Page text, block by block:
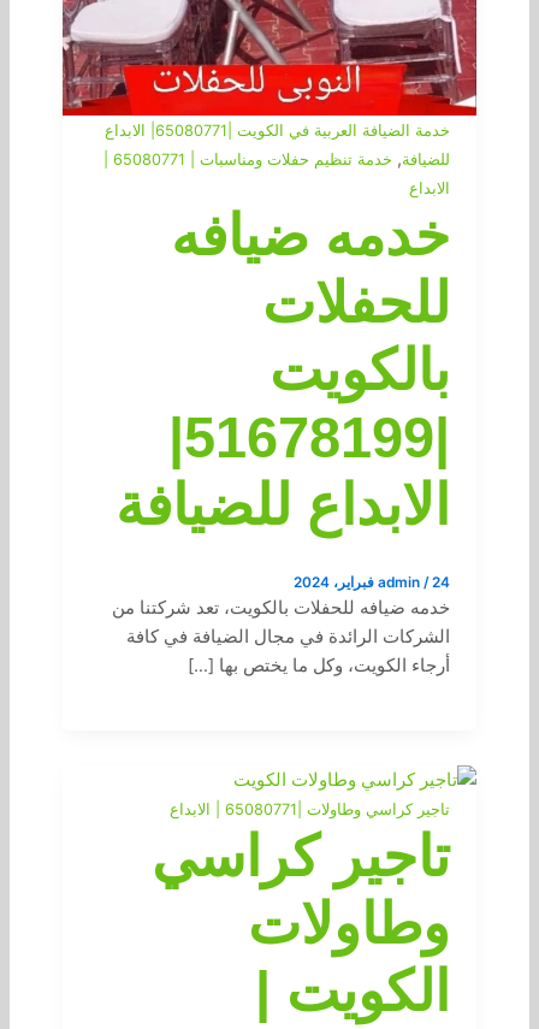
خدمة الضيافة العربية في الكويت |65080771| الابداع
للضيافة,
الابداع
خدمه ضيافه
للحفلات
بالكويت
|51678199|
الابداع للضيافة
admin /24 فبراير، 2024
خدمه ضيافه للحفلات بالكويت، تعد شركتنا من
الشركات الرائدة في مجال الضيافة في كافة
أرجاء الكويت، وكل ما يختص بها […]
تاجير كراسي وطاولات |65080771 | الابداع
تاجير كراسي
وطاولات
الكويت |